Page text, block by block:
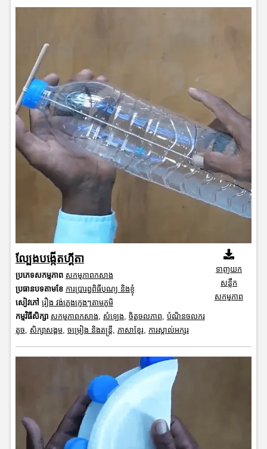
ល្បែងបង្កើតហ្គីតា
ប្រភេទសកម្មភាព សកម្មភាពកសាង
ប្រធានបទតាមខែ ការប្រារព្ធពិធីបុណ្យ និងខ្ញុំ
សៀវភៅ រឿង វង់ភ្លេងក្មេងៗតាមភូមិ
កម្មវិធីសិក្សា សកម្មភាពកសាង, សំឡេង, ចិត្តចលភាព, បំណិនចលករ
តូច, សិក្សាសង្គម, ចម្រៀង និងតន្ត្រី, ភាសាខ្មែរ, ការស្គាល់អក្សរ
ទាញយក
សន្លឹក
សកម្មភាព